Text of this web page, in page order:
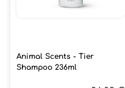
Animal Scents - Tier
Shampoo 236ml